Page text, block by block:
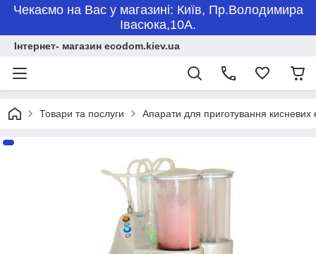
Чекаємо на Вас у магазині: Київ, Пр.Володимира
Івасюка,10А.
Інтернет- магазин ecodom.kiev.ua
Товари та послуги Апарати для приготування кисневих